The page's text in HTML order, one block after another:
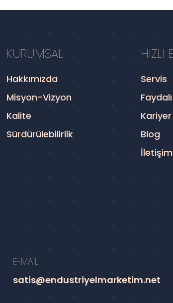
KURUMSAL
Hakkımızda
Misyon-Vizyon
Kalite
Sürdürülebilirlik
HIZLI
Servis
Kariyer
Blog
İletişim
E-MAİL
satis@endustriyelmarketim.net